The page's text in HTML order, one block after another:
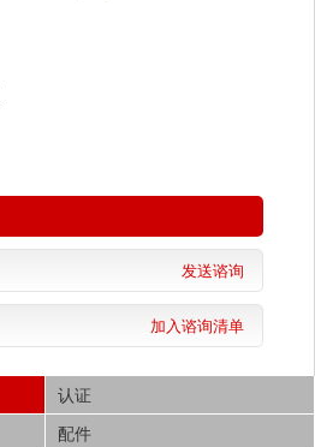
发送谘询
加入谘询清单
认证
配件